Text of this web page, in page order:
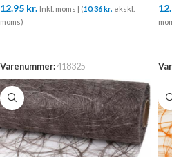
12.95 kr. Inkl. moms | (10.36kr. ekskl.
moms)
Varenummer:418325